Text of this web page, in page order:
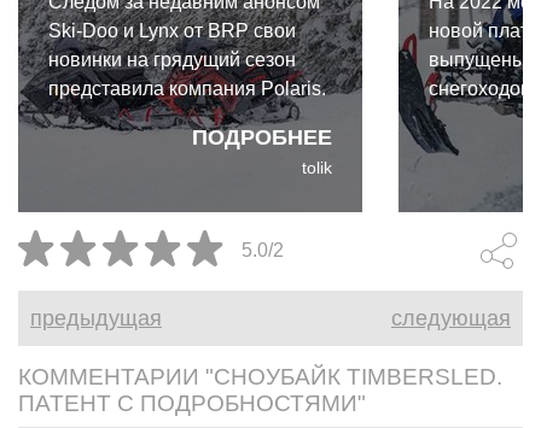
ПОДРОБНЕЕ
Ski-Doo и Lynx от BRP свои
новинки на грядущий сезон
представила компания Polaris.
Кроме снегоходов в линейку
Polaris традиционно входят и
сноубайки. Итак, подробнее об
tolik
новой
выпущены
снегоходов
того, нас
5.0/2
предыдущая следующая
КОММЕНТАРИИ "СНОУБАЙК TIMBERSLED.
ПАТЕНТ С ПОДРОБНОСТЯМИ"